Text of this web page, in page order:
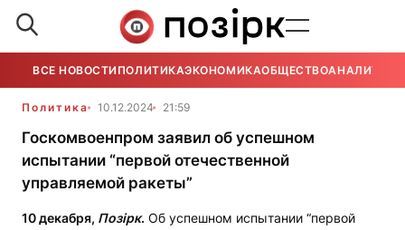
ВСЕ НОВОСТИ ПОЛИТИКАЭКОНОМИКАОБЩЕСТВОАНАЛИТИКА
Политика 10.12.2024 21:59
Госкомвоенпром заявил об успешном
испытании “первой отечественной
управляемой ракеты”
10 декабря, Позірк. Об успешном испытании “первой